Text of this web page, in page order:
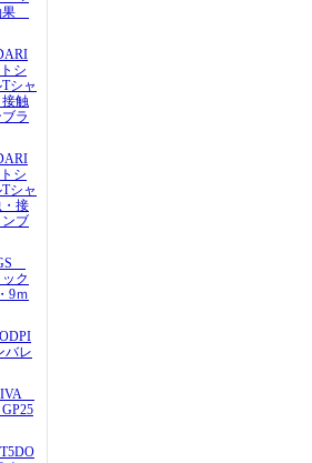
果
シ
シャ
触
ラ
シ
シャ
接
ブ
ク
9ｍ
バレ